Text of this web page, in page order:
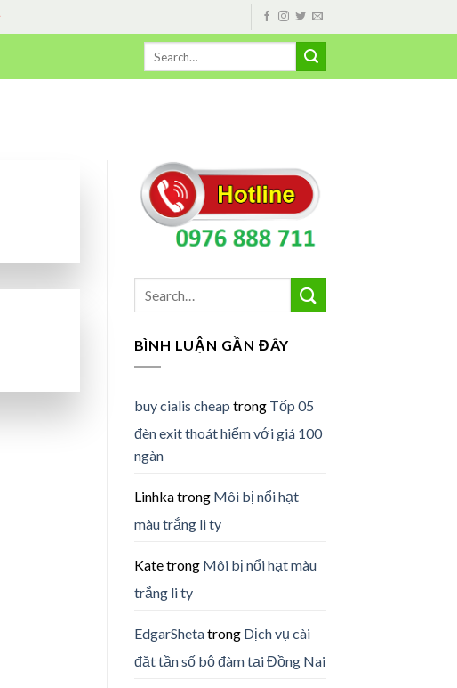
BÌNH LUẬN GẦN ĐÂY
buy cialis cheap trong Tốp 05
đèn exit thoát hiểm với giá 100
ngàn
Linhkatrong Môi bị nổi hạt
màu trắng li ty
Katetrong Môi bị nổi hạt màu
trắng li ty
EdgarShetatrong Dịch vụ cài
đặt tần số bộ đàm tại Đồng Nai